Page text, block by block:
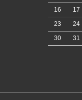
16
17
23
24
30
31